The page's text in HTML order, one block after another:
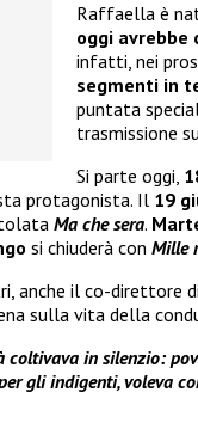
Raffaella è
oggi avrebbe
infatti, nei
segmenti in
puntata
trasmissione
Si parte oggi,
protagonista. Il 19
Ma che sera.
si chiuderà con Mille
anche il co-direttore di
sulla vita della
coltivava in silenzio:
gli indigenti, voleva